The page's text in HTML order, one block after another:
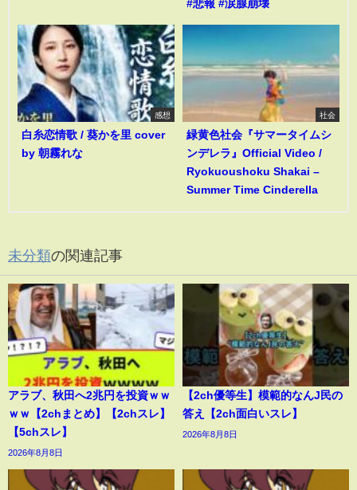
#悲報 #涙腺崩壊
感想
白糸恋情歌 / 葵かを里 cover
by 朝霧れな
社会
緑黄色社会『サマータイムシ
ンデレラ』Official Video /
Ryokuoushoku Shakai –
Summer Time Cinderella
未分類の関連記事
アラブ、秋田へ2兆円を投資ｗｗ
ｗｗ【2chまとめ】【2chスレ】
【5chスレ】
2026年8月8日
【2ch優等生】模範的なんJ民の
答え【2ch面白いスレ】
2026年8月8日